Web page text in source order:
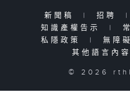
新聞稿 | 招聘 |
知識產權告示
|
私隱政策
| 無障
其他語言內
© 2026